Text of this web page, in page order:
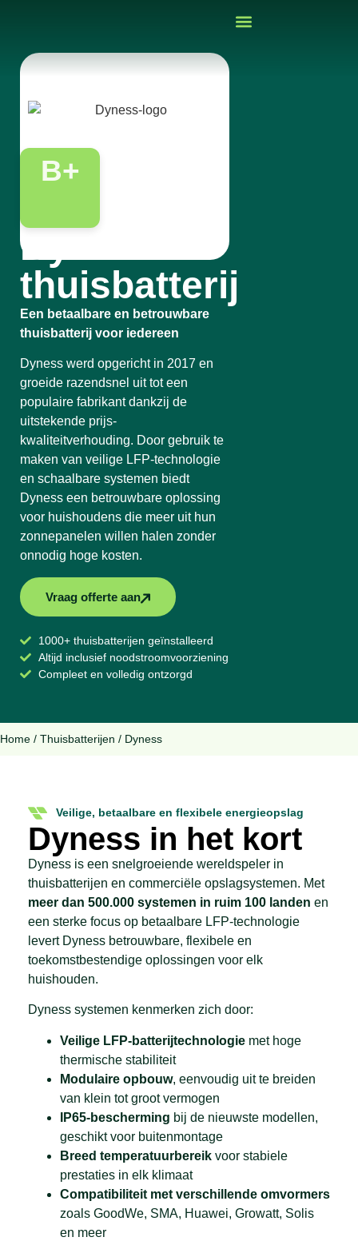
Dyness
thuisbatterij
Een betaalbare en betrouwbare
thuisbatterij voor iedereen
Dyness werd opgericht in 2017 en
groeide razendsnel uit tot een
populaire fabrikant dankzij de
uitstekende prijs-
kwaliteitverhouding. Door gebruik te
maken van veilige LFP-technologie
en schaalbare systemen biedt
Dyness een betrouwbare oplossing
voor huishoudens die meer uit hun
zonnepanelen willen halen zonder
onnodig hoge kosten.
Vraag offerte aan
B+
1000+ thuisbatterijen geïnstalleerd
Altijd inclusief noodstroomvoorziening
Compleet en volledig ontzorgd
Home / Thuisbatterijen / Dyness
Veilige, betaalbare en flexibele energieopslag
Dyness in het kort
Dyness is een snelgroeiende wereldspeler in
thuisbatterijen en commerciële opslagsystemen. Met
meer dan 500.000 systemen in ruim 100 landen en
een sterke focus op betaalbare LFP-technologie
levert Dyness betrouwbare, flexibele en
toekomstbestendige oplossingen voor elk
huishouden.
Dyness systemen kenmerken zich door:
Veilige LFP-batterijtechnologie met hoge
thermische stabiliteit
Modulaire opbouw, eenvoudig uit te breiden
van klein tot groot vermogen
IP65-bescherming bij de nieuwste modellen,
geschikt voor buitenmontage
Breed temperatuurbereik voor stabiele
prestaties in elk klimaat
Compatibiliteit met verschillende omvormers
zoals GoodWe, SMA, Huawei, Growatt, Solis
en meer